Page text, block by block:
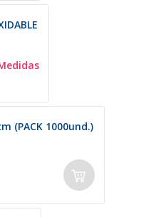
(PACK 1000und.)